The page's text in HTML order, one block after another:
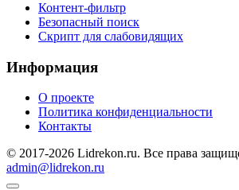
Контент-фильтр
Безопасный поиск
Скрипт для слабовидящих
Информация
О проекте
Политика конфиденциальности
Контакты
© 2017-2026 Lidrekon.ru. Все права
admin@lidrekon.ru